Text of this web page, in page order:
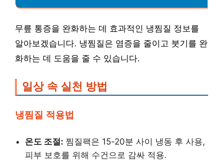
무릎 통증을 완화하는 데 효과적인 냉찜질 정보를
알아보겠습니다. 냉찜질은 염증을 줄이고 붓기를 완
화하는 데 도움을 줄 수 있습니다.
일상 속 실천 방법
냉찜질 적용법
온도 조절: 찜질팩은 15-20분 사이 냉동 후 사용,
피부 보호를 위해 수건으로 감싸 적용.